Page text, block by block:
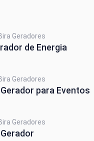
EM PARALELO
EM PARALELO
EM SÃO PAULO
Geradores
de Energia
Geradores
para Eventos
Geradores